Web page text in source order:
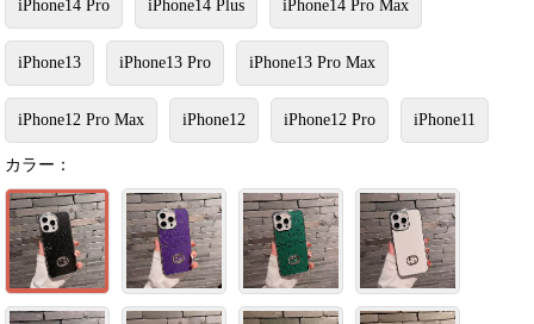
iPhone14 Pro iPhone14 Plus iPhone14 Pro Max
iPhone13 iPhone13 Pro iPhone13 Pro Max
iPhone12 Pro Max iPhone12 iPhone12 Pro iPhone11
カラー：